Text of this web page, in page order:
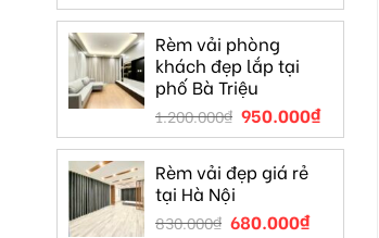
Rèm vải phòng
khách đẹp lắp tại
phố Bà Triệu
1.200.000₫ 950.000₫
Rèm vải đẹp giá rẻ
tại Hà Nội
830.000₫ 680.000₫